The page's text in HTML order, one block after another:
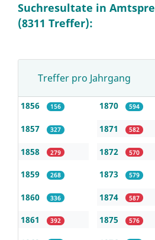
Suchresultate in
(8311 Treffer):
Treffer pro Jahrgang
1856 156
1857 327
1858 279
1859 268
1860 336
1861 392
1870 594
1871 582
1872 570
1873 579
1874 587
1875 576